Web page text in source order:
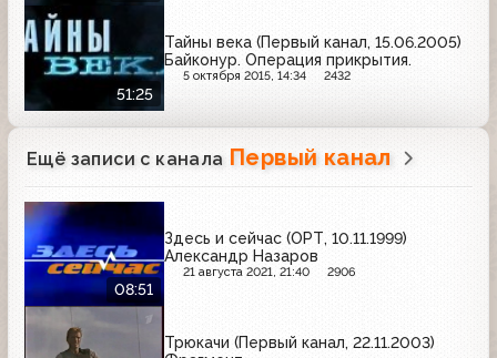
51:25
Тайны века (Первый канал, 15.06.2005)
Байконур. Операция прикрытия.
5 октября 2015, 14:34 2432
Ещё записи с канала Первый канал
08:51
Здесь и сейчас (ОРТ, 10.11.1999)
Александр Назаров
21 августа 2021, 21:40 2906
Трюкачи (Первый канал, 22.11.2003)